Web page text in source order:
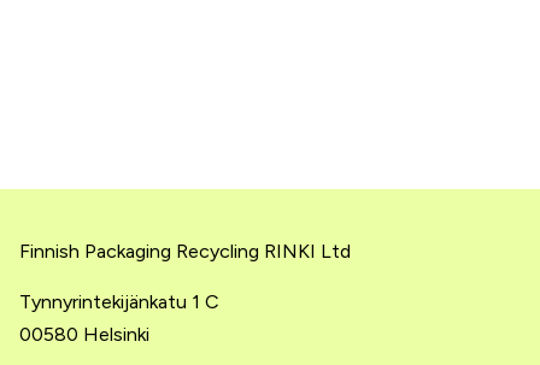
Finnish Packaging Recycling RINKI Ltd
Tynnyrintekijänkatu 1 C
00580 Helsinki